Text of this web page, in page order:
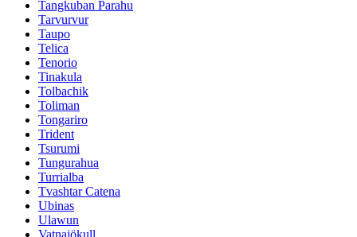
Tangkuban Parahu
Tarvurvur
Taupo
Telica
Tenorio
Tinakula
Tolbachik
Toliman
Tongariro
Trident
Tsurumi
Tungurahua
Turrialba
Tvashtar Catena
Ubinas
Ulawun